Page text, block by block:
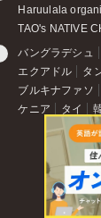
Haruulala
TAO's NATIVE
バングラデシュ
エクアドル
タ
ブルキナファソ
ケニア
タイ